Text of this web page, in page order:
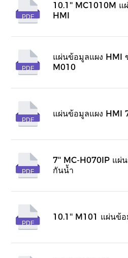
PDF
10.1'' MC1010M แ
HMI
PDF
แผ่นข้อมูลแผง HMI
M010
PDF
แผ่นข้อมูลแผง HMI
PDF
7'' MC-H070IP แผ่
กันน้ำ
PDF
10.1'' M101 แผ่นข้อ